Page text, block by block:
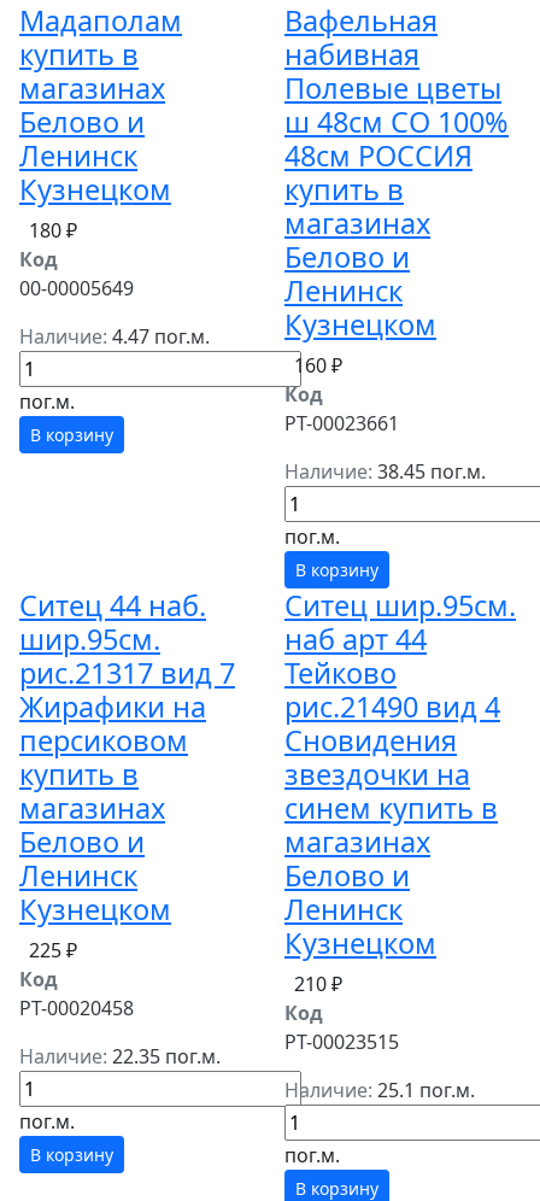
Мадаполам
купить в
магазинах
Белово и
Ленинск
Кузнецком
180 ₽
Код
00-00005649
Наличие: 4.47 пог.м.
пог.м.
В корзину
Вафельная
набивная
Полевые цветы
ш 48см СО 100%
48см РОССИЯ
купить в
магазинах
Белово и
Ленинск
Кузнецком
160 ₽
Код
РТ-00023661
Наличие: 38.45 пог.м.
пог.м.
В корзину
Ситец 44 наб.
шир.95см.
рис.21317 вид 7
Жирафики на
персиковом
купить в
магазинах
Белово и
Ленинск
Кузнецком
225 ₽
Код
РТ-00020458
Наличие: 22.35 пог.м.
пог.м.
В корзину
Ситец шир.95см.
наб арт 44
Тейково
рис.21490 вид 4
Сновидения
звездочки на
синем купить в
магазинах
Белово и
Ленинск
Кузнецком
210 ₽
Код
РТ-00023515
Наличие: 25.1 пог.м.
пог.м.
В корзину